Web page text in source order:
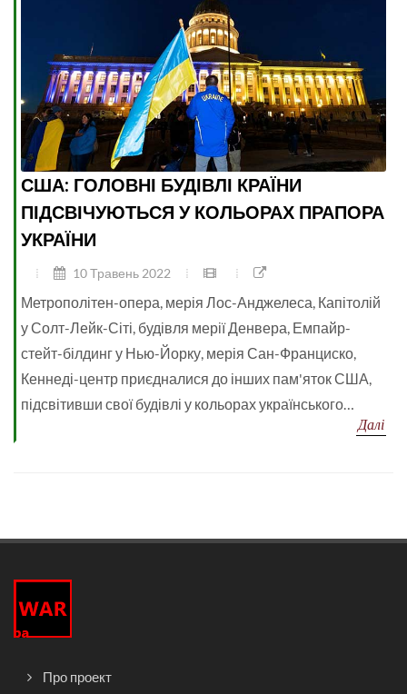
США: ГОЛОВНІ БУДІВЛІ КРАЇНИ
ПІДСВІЧУЮТЬСЯ У КОЛЬОРАХ ПРАПОРА
УКРАЇНИ
10 Травень 2022
Метрополітен-опера, мерія Лос-Анджелеса, Капітолій
у Солт-Лейк-Сіті, будівля мерії Денвера, Емпайр-
стейт-білдинг у Нью-Йорку, мерія Сан-Франциско,
Кеннеді-центр приєдналися до інших пам'яток США,
підсвітивши свої будівлі у кольорах українського…
Далі
Про проект